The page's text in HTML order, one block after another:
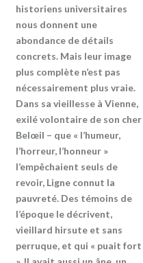
historiens universitaires
nous donnent une
abondance de détails
concrets. Mais leur image
plus complète n’est pas
nécessairement plus vraie.
Dans sa vieillesse à Vienne,
exilé volontaire de son cher
Belœil – que « l’humeur,
l’horreur, l’honneur »
l’empêchaient seuls de
revoir, Ligne connut la
pauvreté. Des témoins de
l’époque le décrivent,
vieillard hirsute et sans
perruque, et qui « puait fort